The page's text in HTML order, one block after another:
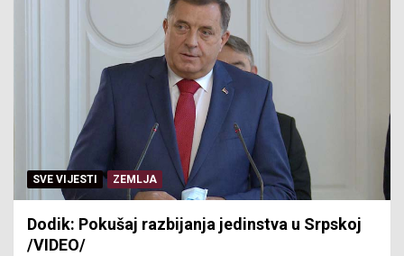
SVE VIJESTI ZEMLJA
Dodik: Pokušaj razbijanja jedinstva u Srpskoj
/VIDEO/